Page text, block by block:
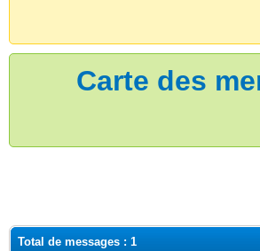
Carte des
Total de messages : 1